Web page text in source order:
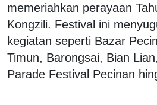
memeriahkan perayaan
Kongzili. Festival ini
kegiatan seperti Bazar
Timun, Barongsai, Bian
Parade Festival Pecinan